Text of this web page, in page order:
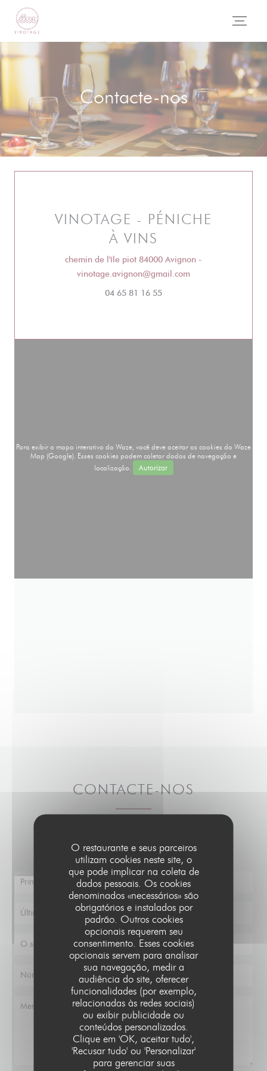
Painel de Gerenciamento de Cookies
O restaurante e seus parceiros
utilizam cookies neste site, o
que pode implicar na coleta de
dados pessoais. Os cookies
denominados «necessários» são
obrigatórios e instalados por
padrão. Outros cookies
opcionais requerem seu
consentimento. Esses cookies
opcionais servem para analisar
sua navegação, medir a
audiência do site, oferecer
funcionalidades (por exemplo,
relacionadas às redes sociais)
ou exibir publicidade ou
conteúdos personalizados.
Clique em 'OK, aceitar tudo',
'Recusar tudo' ou 'Personalizar'
para gerenciar suas
Contacte-nos
VINOTAGE - PÉNICHE
À VINS
chemin de l'île piot 84000 Avignon -
vinotage.avignon@gmail.com((abre numa nova
04 65 81 16 55
Para exibir o mapa interativo do Waze, você deve aceitar os cookies do Waze
Map (Google). Esses cookies podem coletar dados de navegação e
localização.
Autorizar
CONTACTE-NOS